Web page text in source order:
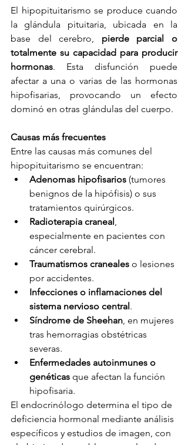
El hipopituitarismo se produce cuando
la glándula pituitaria, ubicada en la
base del cerebro, pierde parcial o
totalmente su capacidad para producir
hormonas. Esta disfunción puede
afectar a una o varias de las hormonas
hipofisarias, provocando un efecto
dominó en otras glándulas del cuerpo.
Causas más frecuentes
Entre las causas más comunes del
hipopituitarismo se encuentran:
Adenomas hipofisarios (tumores
benignos de la hipófisis) o sus
tratamientos quirúrgicos.
Radioterapia craneal
especialmente en pacientes con
cáncer cerebral.
Traumatismos craneales o lesiones
por accidentes.
Infecciones o inflamaciones del
sistema nervioso central.
Síndrome de Sheehan , en mujeres
tras hemorragias obstétricas
severas.
Enfermedades autoinmunes o
genéticas que afectan la función
hipofisaria.
El endocrinólogo determina el tipo de
deficiencia hormonal mediante análisis
específicos y estudios de imagen, con